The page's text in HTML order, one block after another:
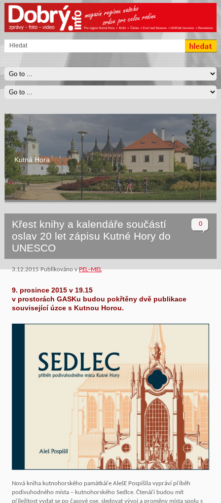
Kutná Hora
Čáslav
0
Křest knihy a kalendáře součástí
oslav 20 let zápisu Kutné Hory do
UNESCO
3.12.2015Publikováno vPEL–MEL
9. prosince 2015 v 19.15
v prostorách GASKu budou pokřtěny dvě publikace
související úzce s Kutnou Horou.
Nová kniha kutnohorského památkáře AlešE Pospíšila vypráví příběh
podivuhodného místa – kutnohorského Sedlce. Čtenáři budou mít
příležitost vydat se po časové ose, sledovat vývoj a proměny místa spolu s